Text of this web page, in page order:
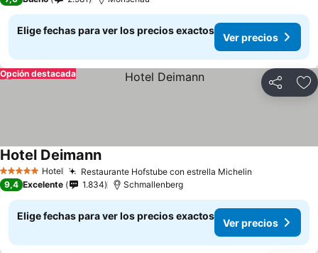
Elige fechas para ver los precios exactos
Ver precios
Compartir
Opción destacada
5 Estrellas Hotel Restaurante Hofstube con estrella Michelin
Hotel DeimannVer precios
9,4 Excelente 1.834 Schmallenberg
Elige fechas para ver los precios exactos
Ver precios